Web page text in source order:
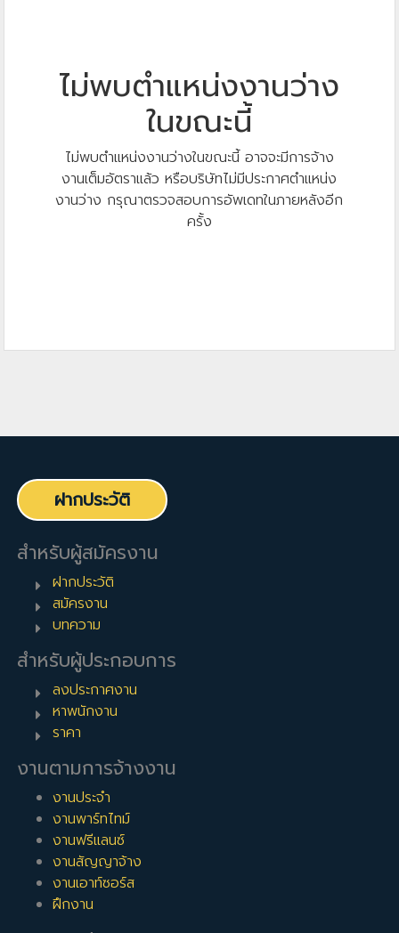
ไม่พบตำแหน่งงานว่าง
ในขณะนี้
ไม่พบตำแหน่งงานว่างในขณะนี้ อาจจะมีการจ้าง
งานเต็มอัตราแล้ว หรือบริษัทไม่มีประกาศตำแหน่ง
งานว่าง กรุณาตรวจสอบการอัพเดทในภายหลังอีก
ครั้ง
ฝากประวัติ
สำหรับผู้สมัครงาน
ฝากประวัติ
สมัครงาน
บทความ
สำหรับผู้ประกอบการ
ลงประกาศงาน
หาพนักงาน
ราคา
งานตามการจ้างงาน
งานประจำ
งานพาร์ทไทม์
งานฟรีแลนซ์
งานสัญญาจ้าง
งานเอาท์ซอร์ส
ฝึกงาน